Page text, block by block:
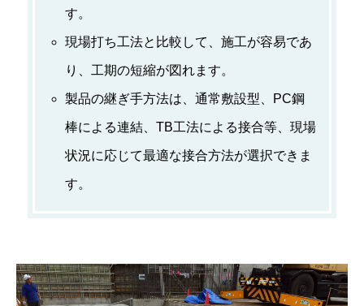
す。
現場打ち工法と比較して、施工が容易であ
り、工期の短縮が図れます。
製品の継ぎ手方法は、通常敷設型、PC鋼
棒による連結、TB工法による接合等、現場
状況に応じて最適な接合方法が選択できま
す。